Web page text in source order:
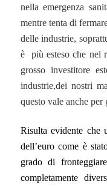
nella emergenza
mentre tenta di
delle industrie,
è più esteso che nel
grosso investitore
industrie,dei nostri
questo vale anche
Risulta evidente che
dell’euro come è
grado di
completamente